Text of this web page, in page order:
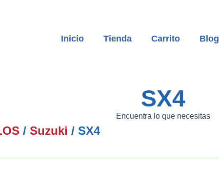
Inicio Tienda Carrito Blog
SX4
Encuentra lo que necesitas
/ Suzuki / SX4